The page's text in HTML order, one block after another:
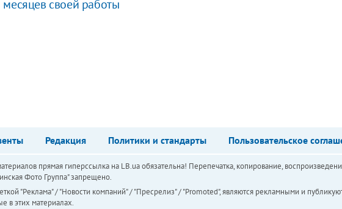
месяцев своей работы
Редакция Политики и стандарты Пользовательское
прямая гиперссылка на LB.ua обязательна! Перепечатка, копирование,
Фото Группа" запрещено.
"Реклама" / "Новости компаний" / "Пресрелиз" / "Promoted", являются рекламными и
в этих материалах.